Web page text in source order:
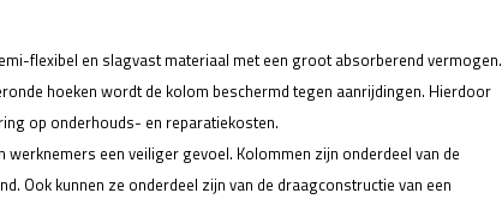
flexibel en slagvast materiaal met een groot absorberend vermogen.
hoeken wordt de kolom beschermd tegen aanrijdingen. Hierdoor
op onderhouds- en reparatiekosten.
een veiliger gevoel. Kolommen zijn onderdeel van de
Ook kunnen ze onderdeel zijn van de draagconstructie van een